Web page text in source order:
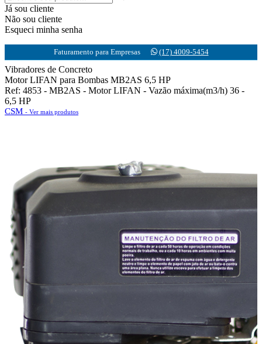
Já sou cliente
Não sou cliente
Esqueci minha senha
Faturamento para Empresas (17) 4009-5454
Vibradores de Concreto
Motor LIFAN para Bombas MB2AS 6,5 HP
Ref: 4853 - MB2AS - Motor LIFAN - Vazão máxima(m3/h) 36 -
6,5 HP
CSM - Ver mais produtos